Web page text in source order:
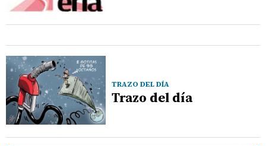
TRAZO DEL DÍA
Trazo del día